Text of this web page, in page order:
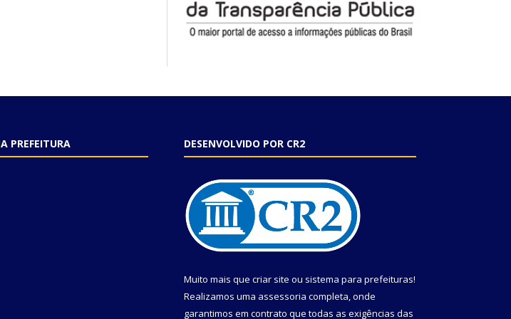
PREFEITURA DESENVOLVIDO POR CR2
Muito mais que criar site ou sistema para prefeituras!
Realizamos uma assessoria completa, onde
garantimos em contrato que todas as exigências das